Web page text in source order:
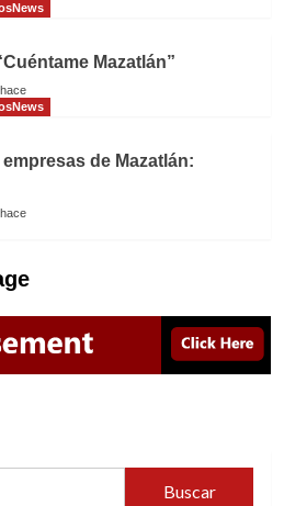
Mazatlán”
de Mazatlán: